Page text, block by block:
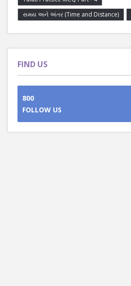
સમય અને અંતર (Time and Distance)
FIND US
800
FOLLOW US